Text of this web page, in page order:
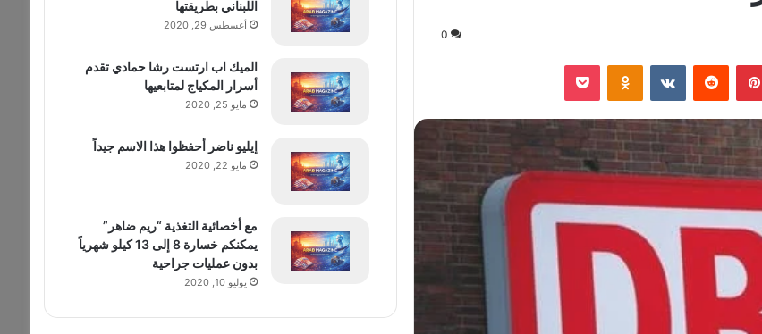
0
بينتيريست ‏Reddit
‏VKontakte
Odnoklassniki
‫Pocket
اللبناني بطريقتها
أغسطس 29, 2020
الميك اب ارتست رشا حمادي تقدم
أسرار المكياج لمتابعيها
مايو 25, 2020
إيليو ناضر أحفظوا هذا الاسم جيداً
مايو 22, 2020
مع أخصائية التغذية “ريم ضاهر”
يمكنكم خسارة 8 إلى 13 كيلو شهرياً
بدون عمليات جراحية
يوليو 10, 2020